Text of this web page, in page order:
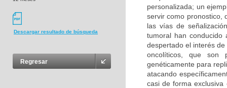
Descargar resultado de búsqueda
Regresar
personalizada; un
servir como pronostico,
las vías de
tumoral han conducido
despertado el interés
oncolíticos, que son
genéticamente para
atacando
casi de forma